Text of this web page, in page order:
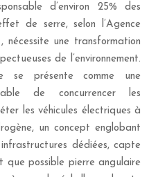
d’environ 25% des
de serre, selon l’Agence
nécessite une transformation
de l’environnement.
se présente comme une
de concurrencer les
les véhicules électriques à
un concept englobant
dédiées, capte
que possible pierre angulaire